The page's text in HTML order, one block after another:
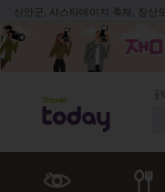
신안군, 샤스타데이지 축제, 장산